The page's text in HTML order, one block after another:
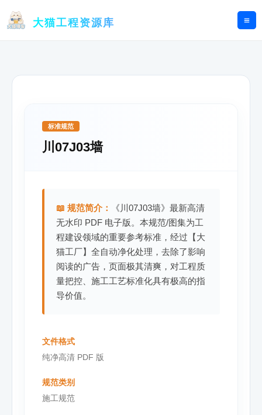
大猫工程资源库
标准规范
川07J03墙
📖 规范简介：
《川07J03墙》最新高清
无水印 PDF 电子版。本规范/图集为工
程建设领域的重要参考标准，经过【大
猫工厂】全自动净化处理，去除了影响
阅读的广告，页面极其清爽，对工程质
量把控、施工工艺标准化具有极高的指
导价值。
文件格式
纯净高清 PDF 版
规范类别
施工规范